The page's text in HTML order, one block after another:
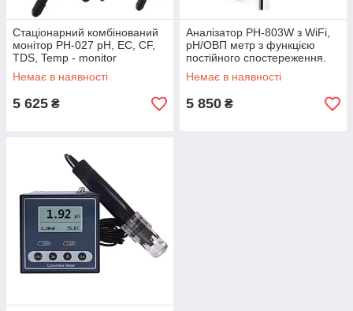
Стаціонарний комбінований
монітор РН-027 pH, EC, CF,
TDS, Temp - monitor
Немає в наявності
5 625 ₴
Аналізатор PH-803W з WiFi,
рН/ОВП метр з функцією
постійного спостереження.
Китай
Немає в наявності
5 850 ₴